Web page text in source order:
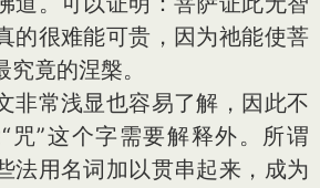
的很难能可贵，因为祂能使菩
竟的涅槃。
常浅显也容易了解，因此不
咒”这个字需要解释外。所谓
法用名词加以贯串起来，成为